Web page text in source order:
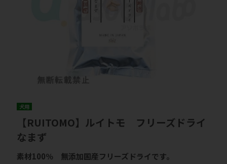
犬用
【RUITOMO】ルイトモ フリーズドライ
なまず
素材100％ 無添加国産フリーズドライです。